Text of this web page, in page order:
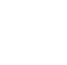
án Kali